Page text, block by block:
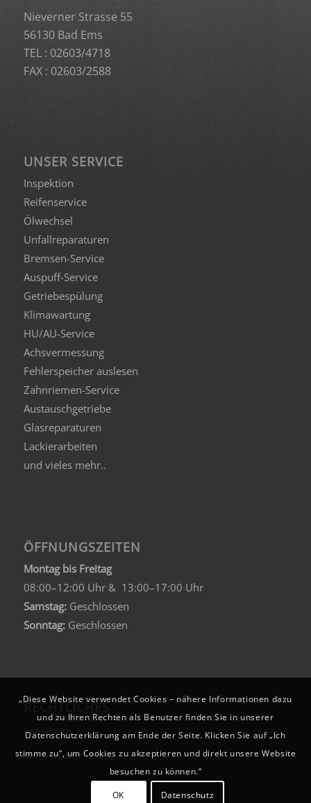
Nieverner Strasse 55
56130 Bad Ems
TEL : 02603/4718
FAX : 02603/2588
UNSER SERVICE
Inspektion
Reifenservice
Ölwechsel
Unfallreparaturen
Bremsen-Service
Auspuff-Service
Getriebespülung
Klimawartung
HU/AU-Service
Achsvermessung
Fehlerspeicher auslesen
Zahnriemen-Service
Austauschgetriebe
Glasreparaturen
Lackierarbeiten
und vieles mehr..
ÖFFNUNGSZEITEN
Montag bis Freitag
08:00–12:00 Uhr & 13:00–17:00 Uhr
Samstag: Geschlossen
Sonntag: Geschlossen
RECHTLICHES
Impressum
Datenschutzerklärung
„Diese Website verwendet Cookies – nähere Informationen dazu
und zu Ihren Rechten als Benutzer finden Sie in unserer
Datenschutzerklärung am Ende der Seite. Klicken Sie auf „Ich
stimme zu“, um Cookies zu akzeptieren und direkt unsere Website
besuchen zu können.“
OK Datenschutz